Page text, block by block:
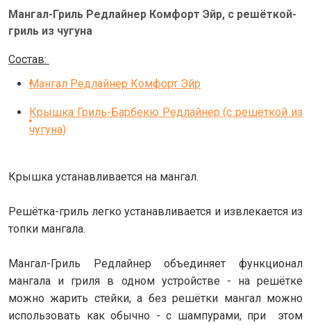
Мангал-Гриль Редлайнер Комфорт Эйр, с решёткой-
гриль из чугуна
Состав:
Мангал Редлайнер Комфорт Эйр
Крышка Гриль-Барбекю Редлайнер (с решёткой из
чугуна)
Крышка устанавливается на мангал.
Решётка-гриль легко устанавливается и извлекается из
топки мангала.
Мангал-Гриль Редлайнер объединяет функционал
мангала и гриля в одном устройстве - на решётке
можно жарить стейки, а без решётки мангал можно
использовать как обычно - с шампурами, при этом